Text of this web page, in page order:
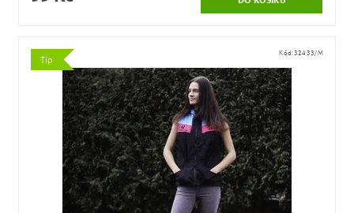
Tip
Kód:32433/M